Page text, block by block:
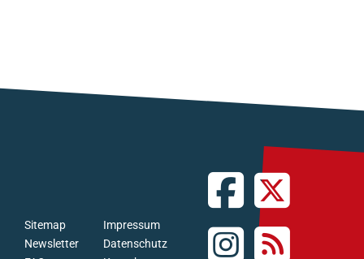
Newsletter
Sitemap
Datenschutz
Impressum